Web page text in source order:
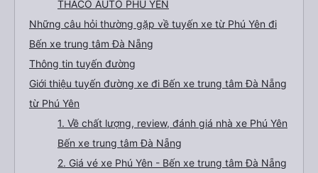
THACO AUTO PHÚ YÊN
Những câu hỏi thường gặp về tuyến xe từ Phú Yên đi
Bến xe trung tâm Đà Nẵng
Thông tin tuyến đường
Giới thiệu tuyến đường xe đi Bến xe trung tâm Đà Nẵng
từ Phú Yên
1. Về chất lượng, review, đánh giá nhà xe Phú Yên
Bến xe trung tâm Đà Nẵng
2. Giá vé xe Phú Yên - Bến xe trung tâm Đà Nẵng